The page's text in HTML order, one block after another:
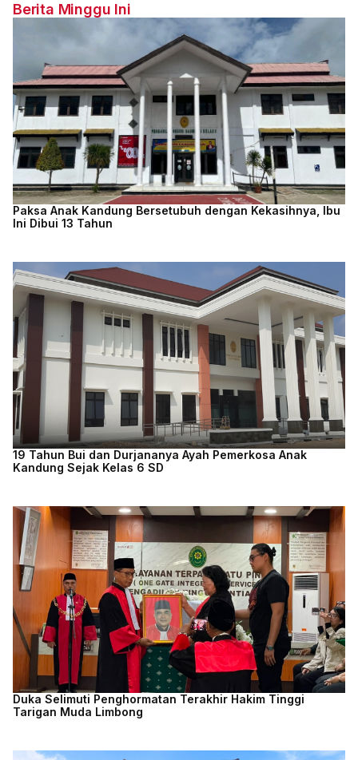
Berita Minggu Ini
Paksa Anak Kandung Bersetubuh dengan Kekasihnya, Ibu
Ini Dibui 13 Tahun
19 Tahun Bui dan Durjananya Ayah Pemerkosa Anak
Kandung Sejak Kelas 6 SD
Duka Selimuti Penghormatan Terakhir Hakim Tinggi
Tarigan Muda Limbong